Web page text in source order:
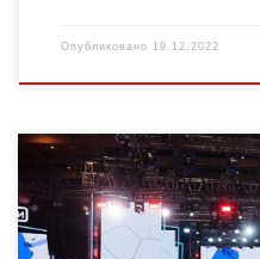
Опубликовано 19.12.2022